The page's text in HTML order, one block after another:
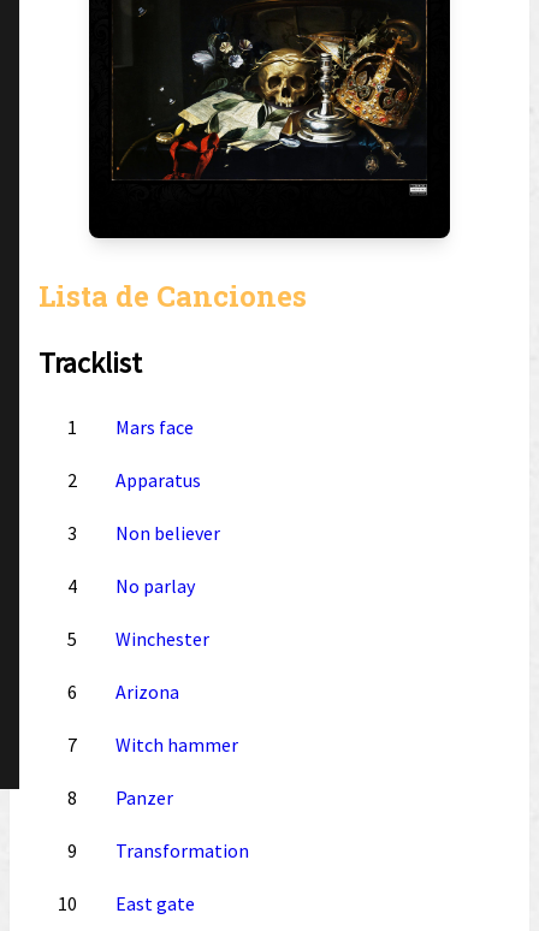
Lista de Canciones
Tracklist
1 Mars face
2 Apparatus
3 Non believer
4 No parlay
5 Winchester
6 Arizona
7 Witch hammer
8 Panzer
9 Transformation
10 East gate